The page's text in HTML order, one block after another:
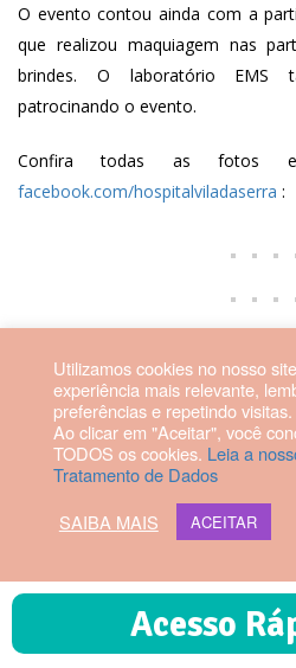
O evento contou ainda com a
que realizou maquiagem nas
brindes. O laboratório EMS
patrocinando o evento.
Confira todas as fotos
facebook.com/hospitalviladaserra :
Utilizamos cookies no nosso
experiência mais relevante,
preferências e repetindo visitas.
Ao clicar em "Aceitar", você
TODOS os cookies. Leia a
Tratamento de Dados
SAIBA MAIS
ACEITAR
Acesso